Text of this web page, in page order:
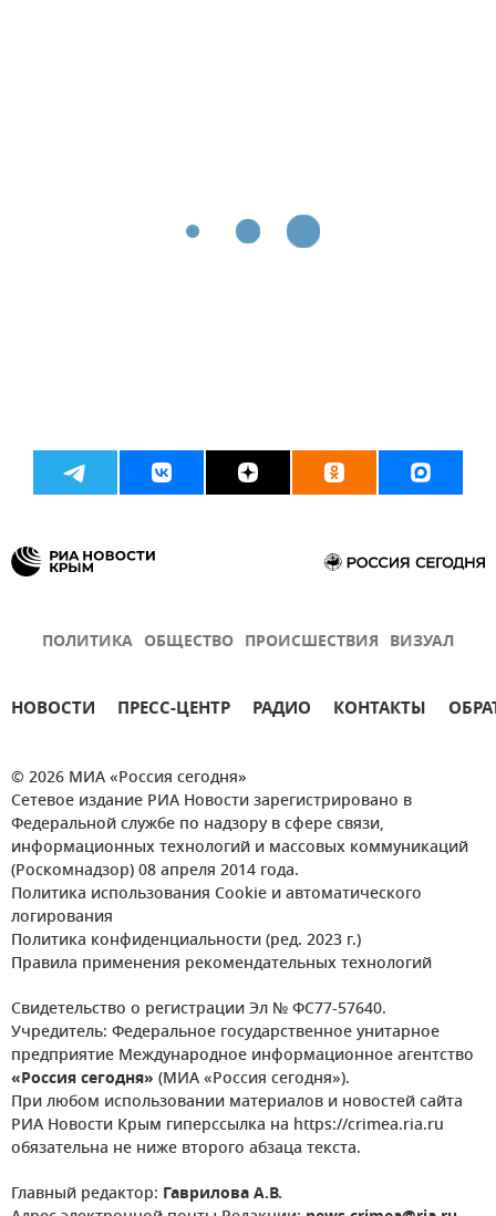
ПОЛИТИКА ОБЩЕСТВО ПРОИСШЕСТВИЯ ВИЗУАЛ
НОВОСТИ ПРЕСС-ЦЕНТР РАДИО КОНТАКТЫ
© 2026 МИА «Россия сегодня»
Сетевое издание РИА Новости зарегистрировано в
Федеральной службе по надзору в сфере связи,
информационных технологий и массовых коммуникаций
(Роскомнадзор) 08 апреля 2014 года.
Политика использования Cookie и автоматического
логирования
Политика конфиденциальности (ред. 2023 г.)
Правила применения рекомендательных технологий
Свидетельство о регистрации Эл № ФС77-57640.
Учредитель: Федеральное государственное унитарное
предприятие Международное информационное агентство
«Россия сегодня» (МИА «Россия сегодня»).
При любом использовании материалов и новостей сайта
РИА Новости Крым гиперссылка на https://crimea.ria.ru
обязательна не ниже второго абзаца текста.
Главный редактор: Гаврилова А.В.